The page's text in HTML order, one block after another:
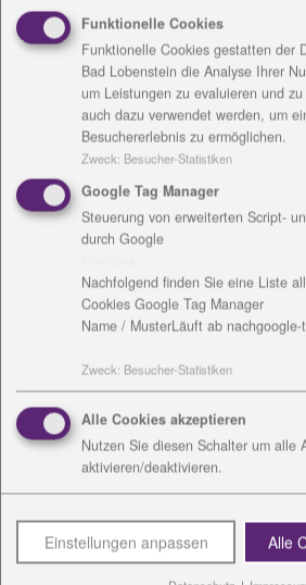
Bildung durch Empfindung und
Speitkamp die Verbindung zum
Der Schüler sei bei Herder das
sieht auch Hanna Schmal die
Pädagogik, die vom Schüler
erscheint dabei als ungeheuer
sagte Speitkamp. In der Offenheit
die Preisträgerin die Möglichkeit,
Auseinandersetzung mit der
Für die Preisverleihung war
Südafrika angereist, wo sie seit
Praktikum absolviert.
Ein Anerkennungspreis, dotiert
zwei Studenten aus dem
Elektroakustische Komposition
Musikhochschule Weimar: Paul
Martin Recker (25) wurden für
„Geteilte Räume“ geehrt. Diese
auf dem Herderplatz zu erleben,
Superintendent Henrich Herbst.
In seiner Festrede ging Thomas A.
Funktionelle Cookies
Funktionelle Cookies gestatten der
Bad Lobenstein die Analyse Ihrer
um Leistungen zu evaluieren und
auch dazu verwendet werden, um
Besuchererlebnis zu ermöglichen.
Zweck: Besucher-Statistiken
Google Tag Manager
Steuerung von erweiterten Script-
durch Google
Nachfolgend finden Sie eine Liste
Cookies Google Tag Manager
Name / MusterLäuft ab nachgoogle-
Zweck: Besucher-Statistiken
Alle Cookies akzeptieren
Nutzen Sie diesen Schalter um alle
aktivieren/deaktivieren.
Einstellungen anpassen Alle